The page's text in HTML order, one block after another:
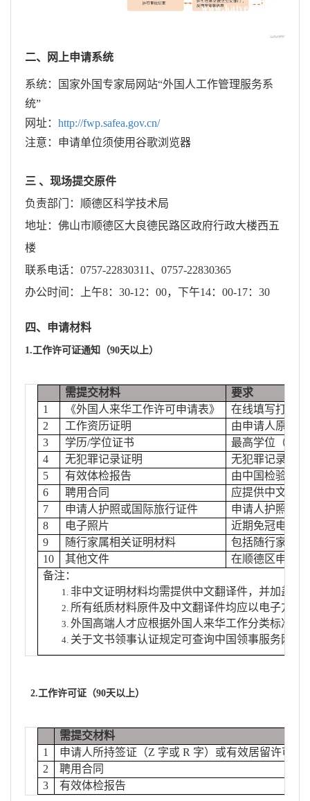
二、网上申请系统
系统：国家外国专家局网站“外国人工作管理服务系
统”
网址： http://fwp.safea.gov.cn/
注意：申请单位须使用谷歌浏览器
三 、现场提交原件
负责部门：顺德区科学技术局
地址：佛山市顺德区大良德民路区政府行政大楼西五
楼
联系电话：0757-22830311、0757-22830365
办公时间：上午8：30-12：00，下午14：00-17：30
四、申请材料
1.工作许可证通知（90天以上）
需提交材料
要求
1
《外国人来华工作许可申请表》
在线填写打印
2
工作资历证明
由申请人原工
3
学历/学位证书
最高学位（学
4
无犯罪记录证明
无犯罪记录签
5
有效体检报告
由中国检验检
6
聘用合同
应提供中文合
7
申请人护照或国际旅行证件
申请人护照或
8
电子照片
近期免冠电子
9
随行家属相关证明材料
包括随行家属
10
其他文件
在顺德区申请
备注：
非中文证明材料均需提供中文翻译件，并加盖
所有纸质材料原件及中文翻译件均应以电子方式
外国高端人才应根据外国人来华工作分类标准
关于文书领事认证规定可查询中国领事服务网（
2.工作许可证（90天以上）
需提交材料
1
申请人所持签证（Z 字或 R 字）或有效居留许可
2
聘用合同
3
有效体检报告